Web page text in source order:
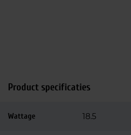
Product specificaties
Wattage 18.5